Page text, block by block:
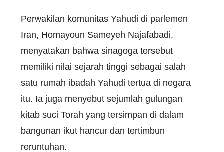
Perwakilan komunitas Yahudi di parlemen
Iran, Homayoun Sameyeh Najafabadi,
menyatakan bahwa sinagoga tersebut
memiliki nilai sejarah tinggi sebagai salah
satu rumah ibadah Yahudi tertua di negara
itu. Ia juga menyebut sejumlah gulungan
kitab suci Torah yang tersimpan di dalam
bangunan ikut hancur dan tertimbun
reruntuhan.